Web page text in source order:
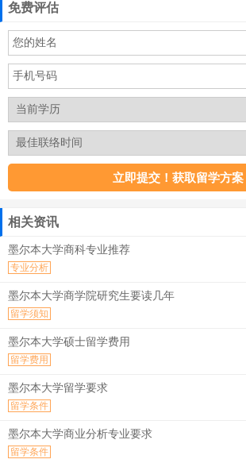
免费评估
相关资讯
墨尔本大学商科专业推荐
专业分析
墨尔本大学商学院研究生要读几年
留学须知
墨尔本大学硕士留学费用
留学费用
墨尔本大学留学要求
留学条件
墨尔本大学商业分析专业要求
留学条件